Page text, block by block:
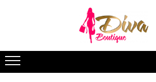
Inele
Bratari
Genti
Portofele
Ochi
Sprâncene
INGRIJIRE PERSONALẲ
Fatẳ
Instrumente si accesorii
Ciorapi
BIJUTERII FASHION
Coliere
Cercei